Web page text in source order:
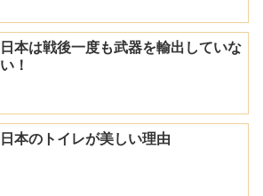
日本は戦後一度も武器を輸出していな
い！
日本のトイレが美しい理由